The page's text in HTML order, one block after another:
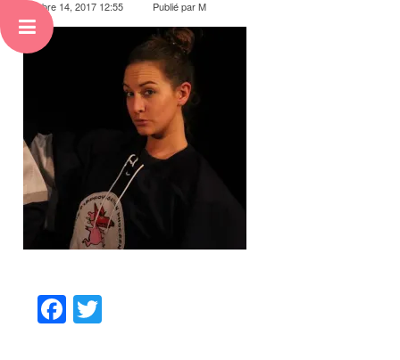
octobre 14, 2017 12:55 Publié parM
Facebook